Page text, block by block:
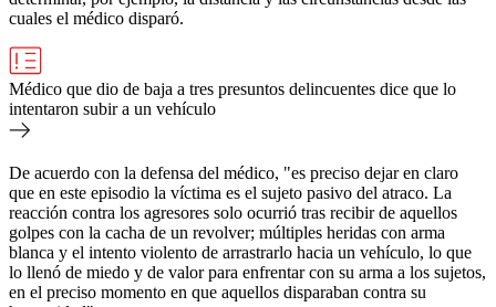
cuales el médico disparó.
Médico que dio de baja a tres presuntos delincuentes dice que lo
intentaron subir a un vehículo
De acuerdo con la defensa del médico, "es preciso dejar en claro
que en este episodio la víctima es el sujeto pasivo del atraco. La
reacción contra los agresores solo ocurrió tras recibir de aquellos
golpes con la cacha de un revolver; múltiples heridas con arma
blanca y el intento violento de arrastrarlo hacia un vehículo, lo que
lo llenó de miedo y de valor para enfrentar con su arma a los sujetos,
en el preciso momento en que aquellos disparaban contra su